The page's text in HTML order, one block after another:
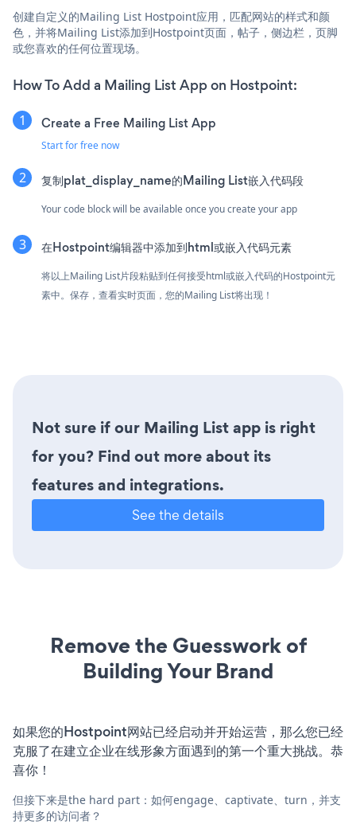
创建自定义的Mailing List Hostpoint应用，匹配网站的样式和颜
色，并将Mailing List添加到Hostpoint页面，帖子，侧边栏，页脚
或您喜欢的任何位置现场。
How To Add a Mailing List App on Hostpoint:
Create a Free Mailing List App
Start for free now
复制plat_display_name的Mailing List嵌入代码段
Your code block will be available once you create your app
在Hostpoint编辑器中添加到html或嵌入代码元素
将以上Mailing List片段粘贴到任何接受html或嵌入代码的Hostpoint元
素中。保存，查看实时页面，您的Mailing List将出现！
Not sure if our Mailing List app is right
for you? Find out more about its
features and integrations.
See the details
Remove the Guesswork of
Building Your Brand
如果您的Hostpoint网站已经启动并开始运营，那么您已经
克服了在建立企业在线形象方面遇到的第一个重大挑战。恭
喜你！
但接下来是the hard part：如何engage、captivate、turn，并支
持更多的访问者？